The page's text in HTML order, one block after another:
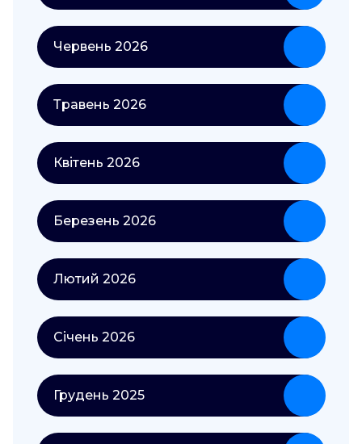
Червень 2026
Травень 2026
Квітень 2026
Березень 2026
Лютий 2026
Січень 2026
Грудень 2025